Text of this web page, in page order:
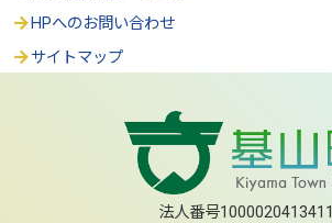
HPへのお問い合わせ
サイトマップ
法人番号1000020413411